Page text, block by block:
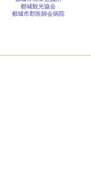
都城観光協会
都城市郡医師会病院